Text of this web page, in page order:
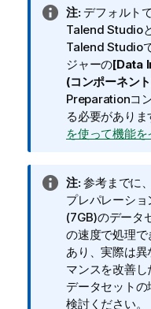
情
報
メ
モ
注:デフォルト
Talend Studio
Talend Studio
ジャーの[Data
(コンポーネン
Preparationコ
る必要がありま
を使って機能
情
報
メ
モ
注:参考までに
プレパレーシ
(7GB)のデータ
の速度で処理
あり、実際は
マンスを改善
データセット
検討ください。